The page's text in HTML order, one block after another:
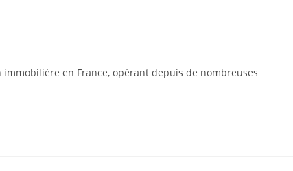
en France, opérant depuis de nombreuses